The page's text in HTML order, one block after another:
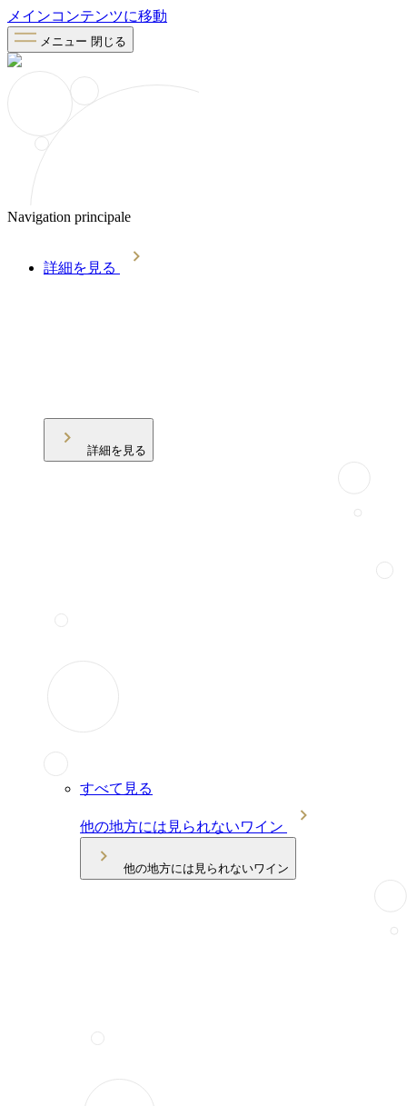
メインコンテンツに移動
メニュー 閉じる
Navigation principale
詳細を見る
詳細を見る
すべて見る
他の地方には見られないワイン
他の地方には見られないワイン